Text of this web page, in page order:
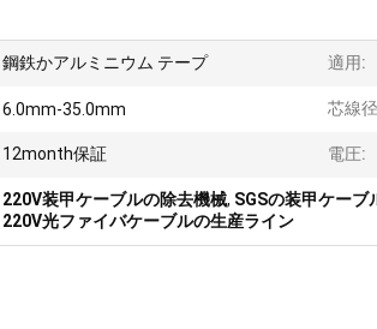
鋼鉄かアルミニウム テープ 適用:
6.0mm-35.0mm 芯線
12month保証 電圧:
220V装甲ケーブルの除去機械, SGSの装甲ケーブ
220V光ファイバケーブルの生産ライン